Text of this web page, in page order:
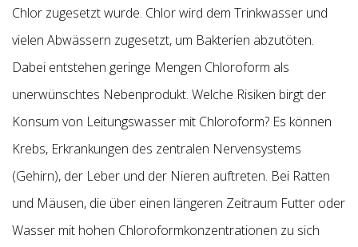
Chlor zugesetzt wurde. Chlor wird dem Trinkwasser und
vielen Abwässern zugesetzt, um Bakterien abzutöten.
Dabei entstehen geringe Mengen Chloroform als
unerwünschtes Nebenprodukt. Welche Risiken birgt der
Konsum von Leitungswasser mit Chloroform? Es können
Krebs, Erkrankungen des zentralen Nervensystems
(Gehirn), der Leber und der Nieren auftreten. Bei Ratten
und Mäusen, die über einen längeren Zeitraum Futter oder
Wasser mit hohen Chloroformkonzentrationen zu sich